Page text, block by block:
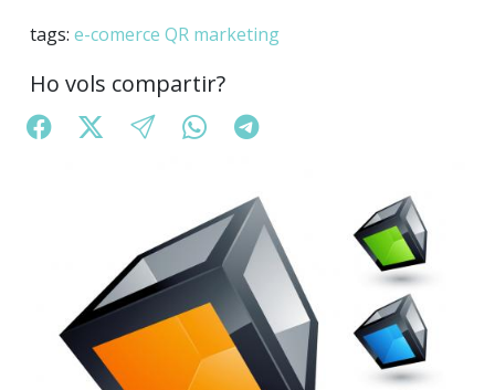
tags: e-comerce QR marketing
Ho vols compartir?